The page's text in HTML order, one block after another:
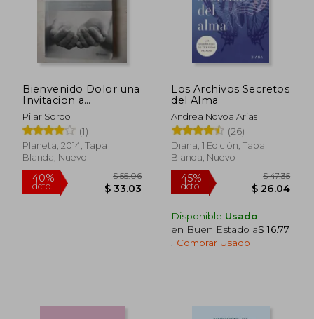
45%
dcto.
45%
dcto.
Bienvenido Dolor una
Invitacion a
Desarrollar la
Voluntad de ser Feliz
Pilar Sordo
(1)
Planeta, 2014, Tapa
Blanda, Nuevo
Los Archivos Secretos
del Alma
Andrea Novoa Arias
(26)
Diana, 1 Edición, Tapa
Blanda, Nuevo
Disponible Usado
en Buen Estado a$ 16.77
Comprar Usado